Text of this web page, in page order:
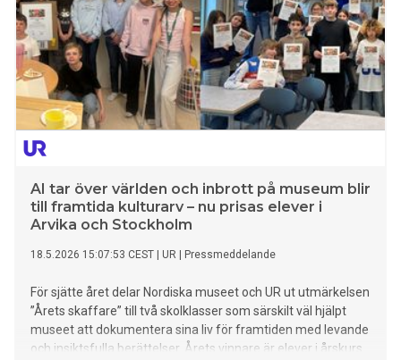
AI tar över världen och inbrott på museum blir
till framtida kulturarv – nu prisas elever i
Arvika och Stockholm
18.5.2026 15:07:53 CEST UR Pressmeddelande
För sjätte året delar Nordiska museet och UR ut utmärkelsen
”Årets skaffare” till två skolklasser som särskilt väl hjälpt
museet att dokumentera sina liv för framtiden med levande
och insiktsfulla berättelser. Årets vinnare är elever i årskurs